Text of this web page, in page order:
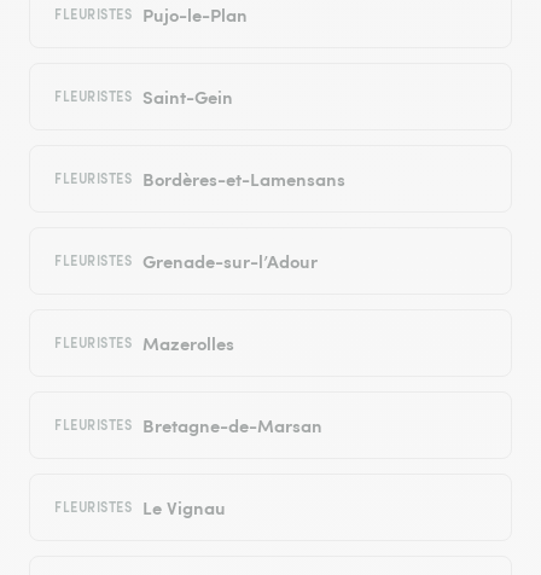
FLEURISTES Pujo-le-Plan
FLEURISTES Saint-Gein
FLEURISTES Bordères-et-Lamensans
FLEURISTES Grenade-sur-l’Adour
FLEURISTES Mazerolles
FLEURISTES Bretagne-de-Marsan
FLEURISTES Le Vignau